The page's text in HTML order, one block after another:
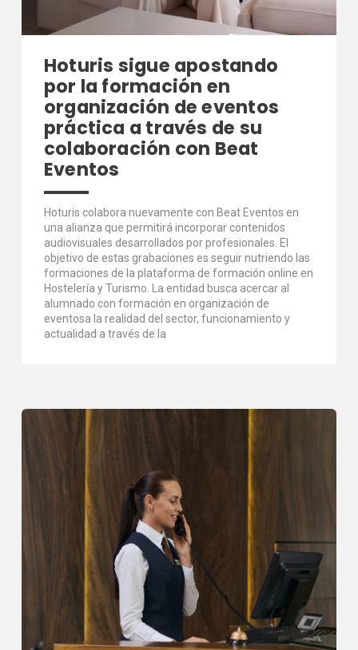
Hoturis sigue apostando
por la formación en
organización de eventos
práctica a través de su
colaboración con Beat
Eventos
Hoturis colabora nuevamente con Beat Eventos en
una alianza que permitirá incorporar contenidos
audiovisuales desarrollados por profesionales. El
objetivo de estas grabaciones es seguir nutriendo las
formaciones de la plataforma de formación online en
Hostelería y Turismo. La entidad busca acercar al
alumnado con formación en organización de
eventosa la realidad del sector, funcionamiento y
actualidad a través de la